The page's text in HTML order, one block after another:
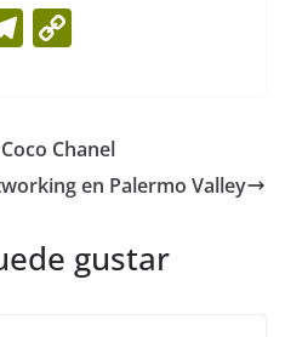
T
gr
a
y
Li
k
Chanel
en Palermo Valley
gustar